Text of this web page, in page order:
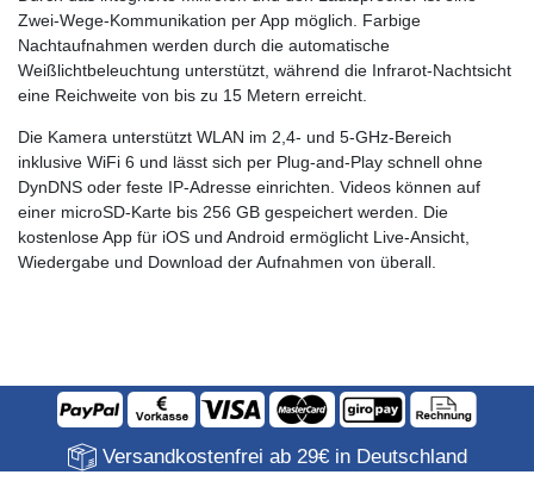
Zwei-Wege-Kommunikation per App möglich. Farbige
Nachtaufnahmen werden durch die automatische
Weißlichtbeleuchtung unterstützt, während die Infrarot-Nachtsicht
eine Reichweite von bis zu 15 Metern erreicht.
Die Kamera unterstützt WLAN im 2,4- und 5-GHz-Bereich
inklusive WiFi 6 und lässt sich per Plug-and-Play schnell ohne
DynDNS oder feste IP-Adresse einrichten. Videos können auf
einer microSD-Karte bis 256 GB gespeichert werden. Die
kostenlose App für iOS und Android ermöglicht Live-Ansicht,
Wiedergabe und Download der Aufnahmen von überall.
Versandkostenfrei ab 29€ in Deutschland